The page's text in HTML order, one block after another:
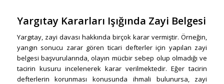
Yargıtay Kararları Işığında Zayi Belgesi
Yargıtay, zayi davası hakkında birçok karar vermiştir. Örneğin,
yangın sonucu zarar gören ticari defterler için yapılan zayi
belgesi başvurularında, olayın mücbir sebep olup olmadığı ve
tacirin kusuru incelenerek karar verilmektedir. Eğer tacirin
defterlerin korunması konusunda ihmali bulunursa, zayi